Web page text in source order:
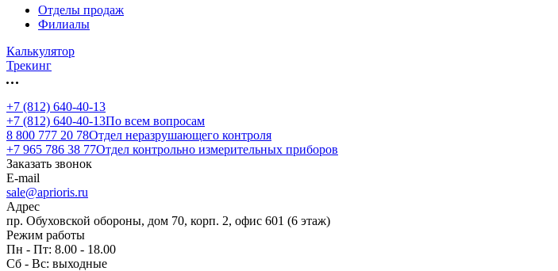
Отделы продаж
Филиалы
Калькулятор
Трекинг
+7 (812) 640-40-13
+7 (812) 640-40-13По всем вопросам
8 800 777 20 78Отдел неразрушающего контроля
+7 965 786 38 77Отдел контрольно измерительных приборов
Заказать звонок
E-mail
sale@aprioris.ru
Адрес
пр. Обуховской обороны, дом 70, корп. 2, офис 601 (6 этаж)
Режим работы
Пн - Пт: 8.00 - 18.00
Сб - Вс: выходные